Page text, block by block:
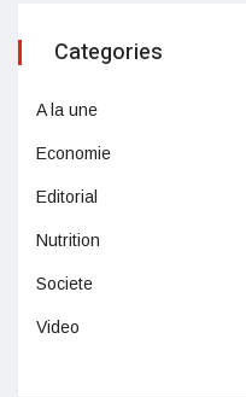
Categories
A la une
Economie
Editorial
Nutrition
Societe
Video